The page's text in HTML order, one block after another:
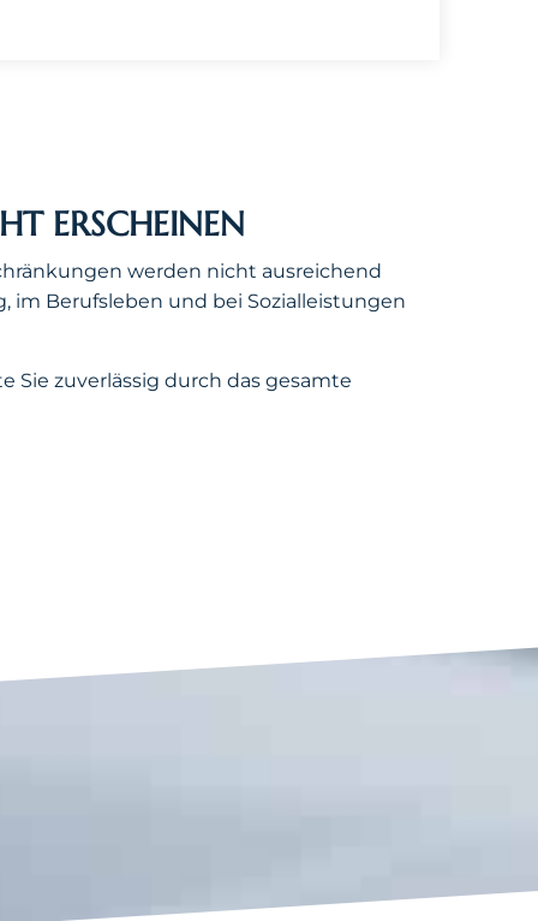
ERSCHEINEN
werden nicht ausreichend
im Berufsleben und bei Sozialleistungen
Sie zuverlässig durch das gesamte